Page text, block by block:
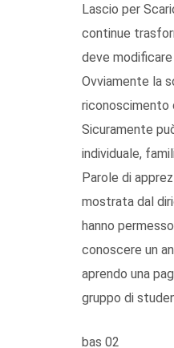
Lascio per
continue
deve
Ovviamente la
riconoscimento
Sicuramente
individuale,
Parole di
mostrata dal
hanno
conoscere un
aprendo una
gruppo di
bas 02